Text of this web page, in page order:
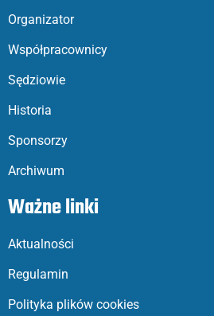
Organizator
Współpracownicy
Sędziowie
Historia
Sponsorzy
Archiwum
Ważne linki
Aktualności
Regulamin
Polityka plików cookies